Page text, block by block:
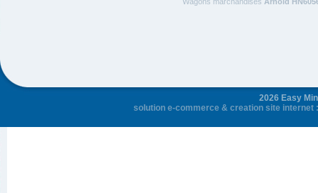
2026 Easy
solution e-commerce & creation site internet